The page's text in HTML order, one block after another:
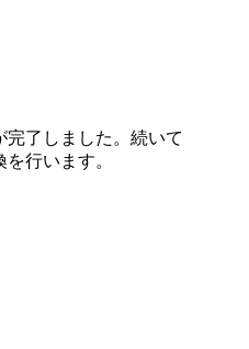
了しました。続いて
行います。